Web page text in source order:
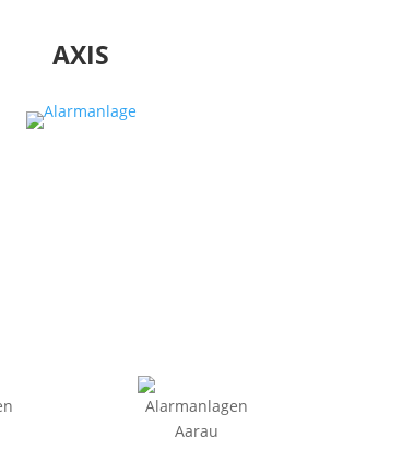
AXIS